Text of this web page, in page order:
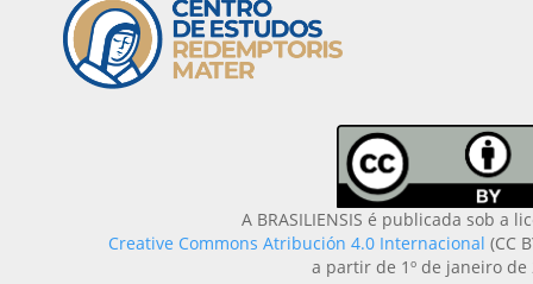
A BRASILIENSIS é publicada sob a
Creative Commons Atribución 4.0 Internacional (CC
a partir de 1º de janeiro de